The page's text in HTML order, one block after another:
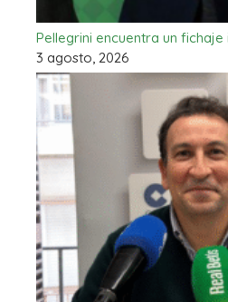
Pellegrini encuentra un
3 agosto, 2026